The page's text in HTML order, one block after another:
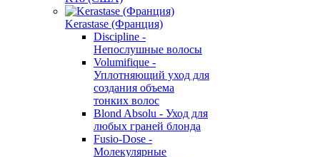
Kerastase (Франция)
Discipline -
Непослушные волосы
Volumifique -
Уплотняющий уход для
создания объема
тонких волос
Blond Absolu - Уход для
любых граней блонда
Fusio-Dose -
Молекулярные